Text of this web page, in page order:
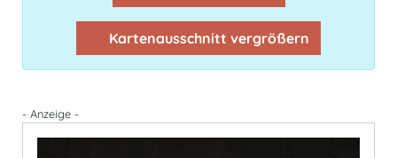
Kartenausschnitt vergrößern
- Anzeige -